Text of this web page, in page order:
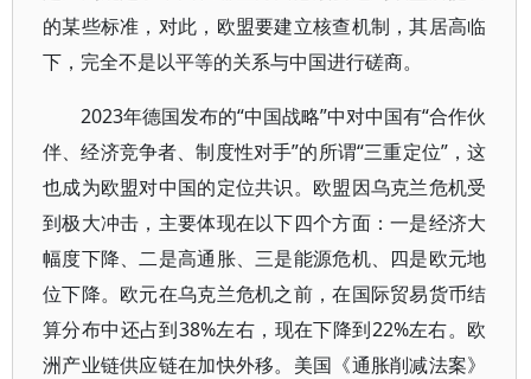
的某些标准，对此，欧盟要建立核查机制，其居高临
下，完全不是以平等的关系与中国进行磋商。
2023年德国发布的“中国战略”中对中国有“合作伙
伴、经济竞争者、制度性对手”的所谓“三重定位”，这
也成为欧盟对中国的定位共识。欧盟因乌克兰危机受
到极大冲击，主要体现在以下四个方面：一是经济大
幅度下降、二是高通胀、三是能源危机、四是欧元地
位下降。欧元在乌克兰危机之前，在国际贸易货币结
算分布中还占到38%左右，现在下降到22%左右。欧
洲产业链供应链在加快外移。美国《通胀削减法案》